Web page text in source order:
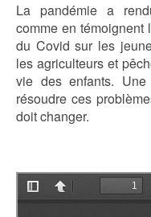
La pandémie a
comme en témoignent
du Covid sur les
les agriculteurs et
vie des enfants.
résoudre ces
doit changer.